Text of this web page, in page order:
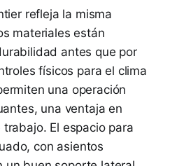
refleja la misma
materiales están
antes que por
físicos para el clima
una operación
una ventaja en
El espacio para
con asientos